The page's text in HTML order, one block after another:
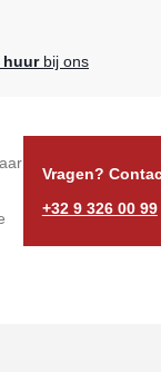
huurbij ons
Vragen?
+32 9 326 00 99